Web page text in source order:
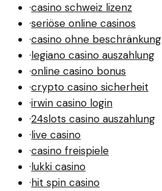
·casino schweiz lizenz
·seriöse online casinos
·casino ohne beschränkung
·legiano casino auszahlung
·online casino bonus
·crypto casino sicherheit
·irwin casino login
·24slots casino auszahlung
·live casino
·casino freispiele
·lukki casino
·hit spin casino